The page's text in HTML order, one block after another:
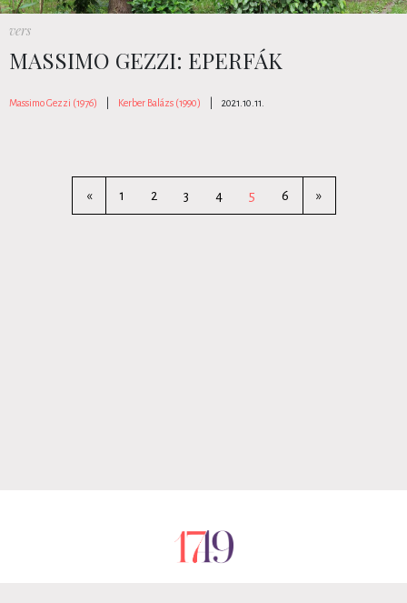
vers
MASSIMO GEZZI: EPERFÁK
Massimo Gezzi (1976) Kerber Balázs (1990) 2021.10.11.
« 1 2 3 4 5 6 »